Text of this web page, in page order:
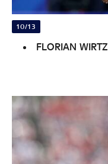
10/13
FLORIAN WIRTZ